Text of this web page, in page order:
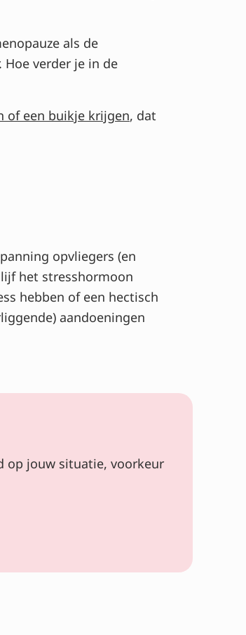
als de
verder je in de
of een buikje krijgen, dat
opvliegers (en
het stresshormoon
hebben of een hectisch
aandoeningen
op jouw situatie, voorkeur